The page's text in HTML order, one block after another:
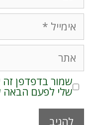
אימייל
אתר
שמור בדפדפן
שלי לפעם הבאה